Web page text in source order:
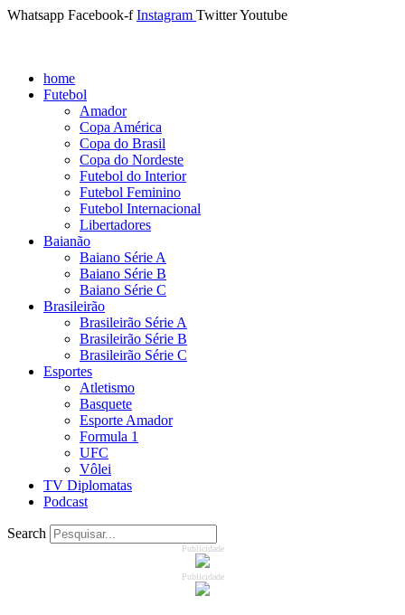
Whatsapp Facebook-f Instagram TwitterYoutube
home
Futebol
Amador
Copa América
Copa do Brasil
Copa do Nordeste
Futebol do Interior
Futebol Feminino
Futebol Internacional
Libertadores
Baianão
Baiano Série A
Baiano Série B
Baiano Série C
Brasileirão
Brasileirão Série A
Brasileirão Série B
Brasileirão Série C
Esportes
Atletismo
Basquete
Esporte Amador
Formula 1
UFC
Vôlei
TV Diplomatas
Podcast
Search
Publicidade
Publicidade